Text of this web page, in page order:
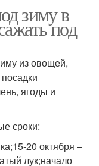
зиму в
под
из овощей,
ягоды и
сроки:
20 октября –
лук;начало